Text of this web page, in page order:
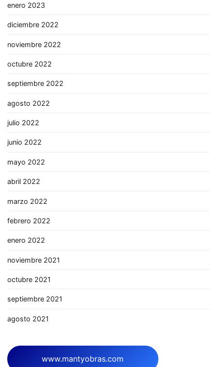
enero 2023
diciembre 2022
noviembre 2022
octubre 2022
septiembre 2022
agosto 2022
julio 2022
junio 2022
mayo 2022
abril 2022
marzo 2022
febrero 2022
enero 2022
noviembre 2021
octubre 2021
septiembre 2021
agosto 2021
www.mantyobras.com